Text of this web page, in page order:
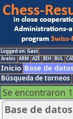
Logged on: Gast
Arabic ARM AZE BIH BUL
Inicio Base de
Búsqueda de torneos
Se encontraron
Base de